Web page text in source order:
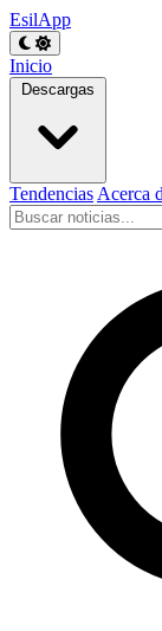
EsilApp
Inicio
Descargas
Tendencias Acerca